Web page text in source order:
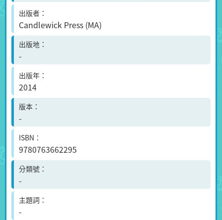
出版者
Candlewick Press (MA)
出版地
-
出版年
2014
版本
-
ISBN
9780763662295
分類號
-
主題詞
-